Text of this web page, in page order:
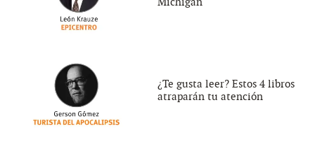
¿Te gusta leer? Estos 4 libros
atraparán tu atención